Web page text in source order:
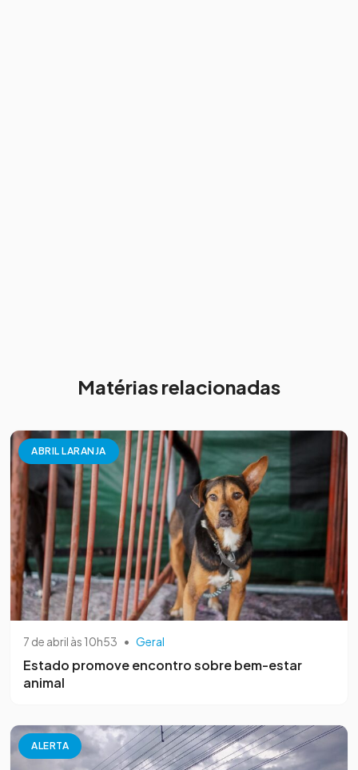
Matérias relacionadas
ABRIL LARANJA
7 de abril às 10h53 • Geral
Estado promove encontro sobre bem-estar
animal
ALERTA